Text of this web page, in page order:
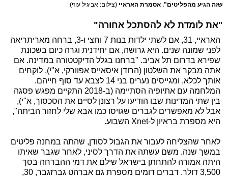
שזה הגיע מהפליטים". אסמרת האראיי (צילום: אביגיל עוזי)
"את לומדת לא להסתכל אחורה"
האראיי, 31, אם לשתי ילדות בנות 7 וחצי ו-3, ברחה מאריתריאה
לפני שמונה שנים. היא גרושה, אם יחידנית וגרה כיום בשכונת
שפירא בדרום תל אביב. "ברחנו בגלל הדיקטטורה במדינה. אם
אתה מבקר את השלטון (הרודן איסאייס אפוורקי, א"י), לוקחים
אותך לכלא, ומגייסים נערים בני 14 לצבא עד סוף חייהם.
המלחמה עם אתיופיה הסתיימה (ב-2018 התקיים מפגש פסגה
בין שתי המדינות שבו הודיעו על רצונן לסיים את הסכסוך, א"י),
אבל לא מאפשרים לגברים שגויסו כמו אבא שלי לחזור הביתה",
היא מספרת בראיון ל-Xnet השבוע.
לאחר שהצליחה לעבור את הגבול לסודן, שהתה במחנה פליטים
במשך שנה. משם עשתה את הדרך לסיני, לאחר שגבר שאיתו
היתה אמורה להתחתן בישראל שילם את דמי ההברחה בסך
3,500 דולר. דברים דומים מספרת גם אברהט גברזגבר, 30,